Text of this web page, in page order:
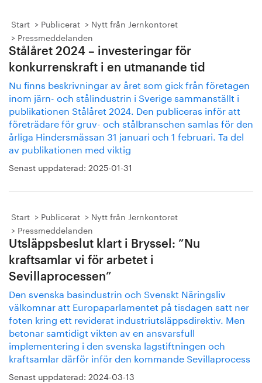
Start Publicerat
Nytt från Jernkontoret
Pressmeddelanden
Stålåret 2024 – investeringar för
konkurrenskraft i en utmanande tid
Nu finns beskrivningar av året som gick från företagen
inom järn- och stålindustrin i Sverige sammanställt i
publikationen Stålåret 2024. Den publiceras inför att
företrädare för gruv- och stålbranschen samlas för den
årliga Hindersmässan 31 januari och 1 februari. Ta del
av publikationen med viktig
Senast uppdaterad: 2025-01-31
Start Publicerat
Nytt från Jernkontoret
Pressmeddelanden
Utsläppsbeslut klart i Bryssel: ”Nu
kraftsamlar vi för arbetet i
Sevillaprocessen”
Den svenska basindustrin och Svenskt Näringsliv
välkomnar att Europaparlamentet på tisdagen satt ner
foten kring ett reviderat industriutsläppsdirektiv. Men
betonar samtidigt vikten av en ansvarsfull
implementering i den svenska lagstiftningen och
kraftsamlar därför inför den kommande Sevillaprocess
Senast uppdaterad: 2024-03-13